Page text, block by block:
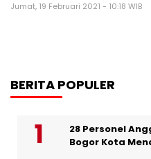
Jumat, 19 Februari 2021 - 10:18 WIB
BERITA POPULER
28 Personel
Bogor Kota